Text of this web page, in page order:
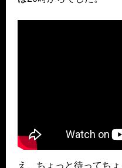
え、ちょっと待ってち